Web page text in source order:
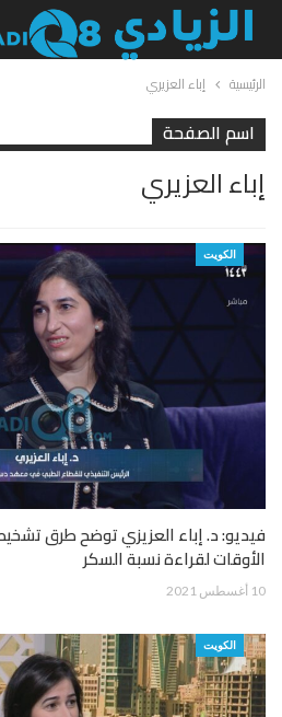
الرئيسية إباء العزيري
اسم الصفحة
إباء العزيري
الكويت
فيديو: د. إباء العزيزي توضح طرق
الأوقات لقراءة نسبة السكر
10 أغسطس 2021
الكويت